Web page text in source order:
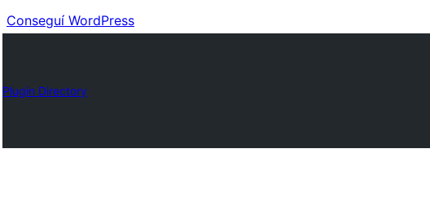
Conseguí WordPress
Plugin Directory